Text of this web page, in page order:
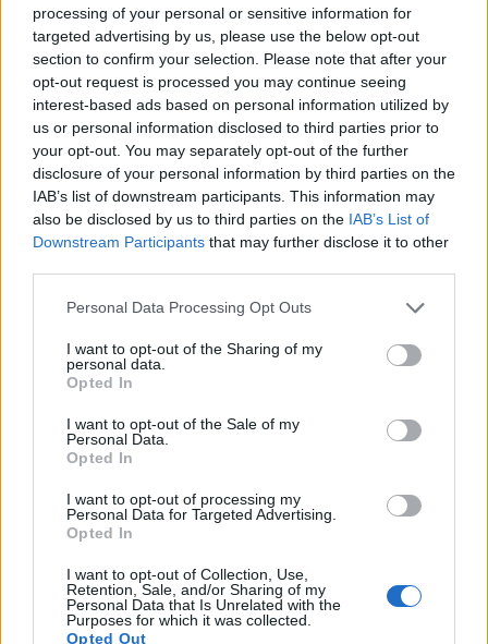
processing of your personal or sensitive information for
targeted advertising by us, please use the below opt-out
section to confirm your selection. Please note that after your
opt-out request is processed you may continue seeing
interest-based ads based on personal information utilized by
us or personal information disclosed to third parties prior to
your opt-out. You may separately opt-out of the further
disclosure of your personal information by third parties on the
IAB’s list of downstream participants. This information may
also be disclosed by us to third parties on the IAB’s List of
Downstream Participants that may further disclose it to other
Please note that this website/app uses one or more Google
not limited to your visit or usage behaviour. You may click to
grant or deny consent to Google and its third-party tags to
use your data for below specified purposes in below Google
consent section.
Personal Data Processing Opt Outs
I want to opt-out of the Sharing of my
personal data.
Opted In
I want to opt-out of the Sale of my
Personal Data.
Opted In
I want to opt-out of processing my
Personal Data for Targeted Advertising.
Opted In
I want to opt-out of Collection, Use,
Retention, Sale, and/or Sharing of my
Personal Data that Is Unrelated with the
Purposes for which it was collected.
Opted Out
Krupni plan stabla magnolije Sweetbay s kremasto
bijelim cvjetovima i sjajnim zelenim listovima koji
pokazuju srebrnastu donju stranu.
Kliknite ili dodirnite sliku za više informacija i veće
rezolucije.
Krastavac magnolija (Magnolia acuminata)
Magnolija krastavac je najotpornija na hladnoću od
svih magnolija, što je čini odličnim izborom za
sjeverne vrtove. Ovo impresivno autohtono drvo
dobilo je ime po plodovima u obliku krastavca koji
cvjetovi manje upadljivi od drugih magnolija, ova
vrsta predstavlja odlično drvo za sjenu s lijepim
Veličina odrasle osobe: 18-24 metra visine, 9-
12 metara širine
Stopa rasta: Umjerena do brza
Opis cvjetanja: Žućkasto-zeleni cvjetovi u
obliku tulipana, dugi 5-7,5 cm